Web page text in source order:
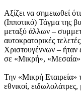
Αξίζει να σημειωθεί
(Ιπποτικό) Τάγμα της
μεταξύ άλλων –
αυτοκρατορικές
Χριστουγέννων – ήταν
σε «Μικρή», «Μεσαία»
Την «Μικρή
εθνικοί,